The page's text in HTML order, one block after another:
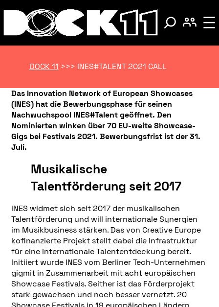
DOCK 11 >>> INES#TALENT 2021 CALL
Das Innovation Network of European Showcases
(INES) hat die Bewerbungsphase für seinen
Nachwuchspool INES#Talent geöffnet. Den
Nominierten winken über 70 EU-weite Showcase-
Gigs bei Festivals 2021. Bewerbungsfrist ist der 31.
Juli.
Musikalische
Talentförderung seit 2017
INES widmet sich seit 2017 der musikalischen
Talentförderung und will internationale Synergien
im Musikbusiness stärken. Das von Creative Europe
kofinanzierte Projekt stellt dabei die Infrastruktur
für eine internationale Talententdeckung bereit.
Initiiert wurde INES vom Berliner Tech-Unternehmen
gigmit in Zusammenarbeit mit acht europäischen
Showcase Festivals. Seither ist das Förderprojekt
stark gewachsen und noch besser vernetzt. 20